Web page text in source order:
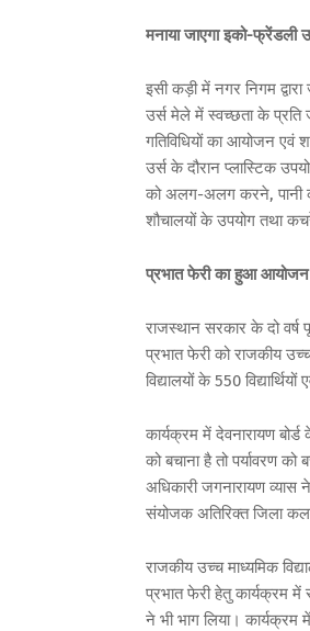
मनाया जाएगा इको-फ्रेंडली
इसी कड़ी में नगर निगम
उर्स मेले में स्वच्छता के प्रति
गतिविधियों का आयोजन एवं
उर्स के दौरान प्लास्टिक
को अलग-अलग करने, पानी
शौचालयों के उपयोग तथा
प्रभात फेरी का हुआ आयोजन
राजस्थान सरकार के दो वर्ष
प्रभात फेरी को राजकीय उच्च
विद्यालयों के 550
कार्यक्रम में देवनारायण
को बचाना है तो पर्यावरण
अधिकारी जगनारायण
संयोजक अतिरिक्त जिला
राजकीय उच्च माध्यमिक
प्रभात फेरी हेतु कार्यक्रम में
ने भी भाग लिया। कार्यक्रम में